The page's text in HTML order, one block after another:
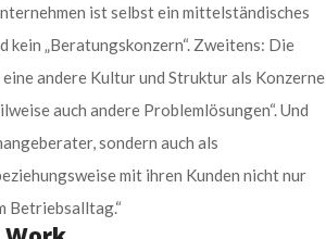
ist selbst ein mittelständisches
kein „Beratungskonzern“. Zweitens: Die
andere Kultur und Struktur als Konzerne
auch andere Problemlösungen“. Und
sondern auch als
mit ihren Kunden nicht nur
Betriebsalltag.“